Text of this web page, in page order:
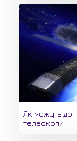
Як можуть
телескопи